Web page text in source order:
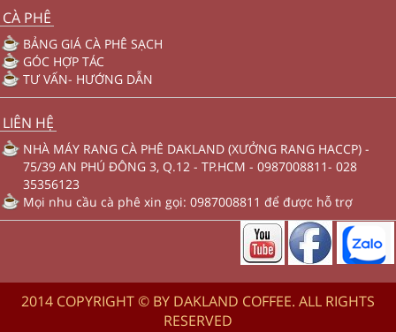
CÀ PHÊ
BẢNG GIÁ CÀ PHÊ SẠCH
GÓC HỢP TÁC
TƯ VẤN- HƯỚNG DẪN
LIÊN HỆ
NHÀ MÁY RANG CÀ PHÊ DAKLAND (XƯỞNG RANG HACCP) -
75/39 AN PHÚ ĐÔNG 3, Q.12 - TP.HCM - 0987008811- 028
35356123
Mọi nhu cầu cà phê xin gọi: 0987008811 để được hỗ trợ
2014 COPYRIGHT © BY DAKLAND COFFEE. ALL RIGHTS
RESERVED